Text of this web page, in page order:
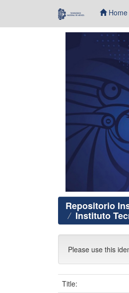
Home
Repositorio
Instituto
Please use this
Title: